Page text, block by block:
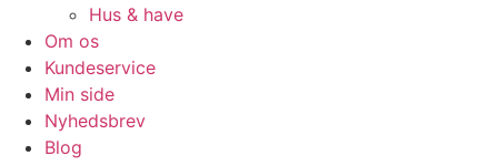
Hus & have
Om os
Kundeservice
Min side
Nyhedsbrev
Blog